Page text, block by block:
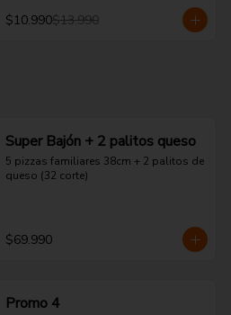
$10.990$13.990
Super Bajón + 2 palitos queso
5 pizzas familiares 38cm + 2 palitos de
queso (32 corte)
$69.990
Promo 4